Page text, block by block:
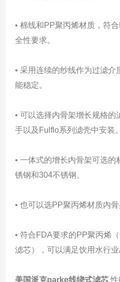
• 棉线和PP聚丙烯材质，符
全性要求。
• 采用连续的纱线作为过滤介
能稳定。
• 可以选择内骨架增长规格
手以及Fulflo系列滤壳中安装。
• 一体式的增长内骨架可选的
锈钢和304不锈钢。
• 也可以选PP聚丙烯材质内骨
• 符合FDA要求的PP聚丙烯
滤芯），可以满足饮用水行业
美国派克parke线绕式滤芯性